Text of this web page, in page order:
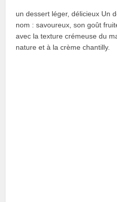
un dessert léger, délicieux Un
nom : savoureux, son goût
avec la texture crémeuse du
nature et à la crème chantilly.